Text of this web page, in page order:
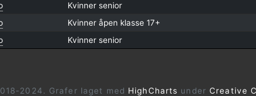
Kvinner senior
Kvinner åpen klasse 17+
Kvinner senior
2024. Grafer laget med HighCharts underCreative